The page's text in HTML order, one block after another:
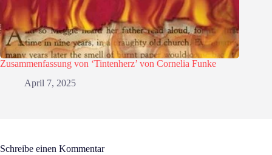
Zusammenfassung von ‘Tintenherz’ von Cornelia Funke
April 7, 2025
Schreibe einen Kommentar